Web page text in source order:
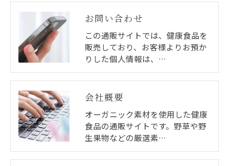
お問い合わせ
この通販サイトでは、健康食品を
販売しており、お客様よりお預か
りした個人情報は、…
会社概要
オーガニック素材を使用した健康
食品の通販サイトです。野草や野
生果物などの厳選素…